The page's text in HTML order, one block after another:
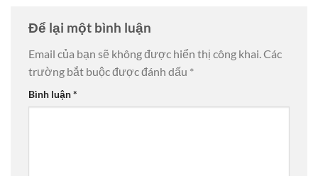
Để lại một bình luận
Email của bạn sẽ không được hiển thị công khai.Các
trường bắt buộc được đánh dấu *
Bình luận*